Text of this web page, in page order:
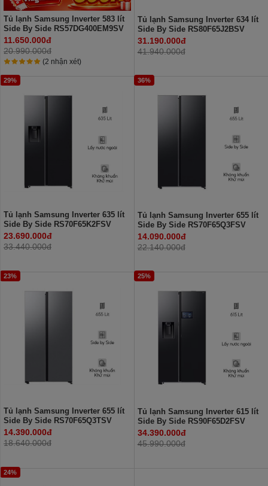
Tủ lạnh Samsung Inverter 583 lít
Side By Side RS57DG400EM9SV
11.650.000đ
20.990.000đ
(2 nhận xét)
Tủ lạnh Samsung Inverter 634 lít
Side By Side RS80F65J2BSV
31.190.000đ
41.940.000đ
29%
Tủ lạnh Samsung Inverter 635 lít
Side By Side RS70F65K2FSV
23.690.000đ
33.440.000đ
36%
Tủ lạnh Samsung Inverter 655 lít
Side By Side RS70F65Q3FSV
14.090.000đ
22.140.000đ
23%
Tủ lạnh Samsung Inverter 655 lít
Side By Side RS70F65Q3TSV
14.390.000đ
18.640.000đ
25%
Tủ lạnh Samsung Inverter 615 lít
Side By Side RS90F65D2FSV
34.390.000đ
45.990.000đ
24%